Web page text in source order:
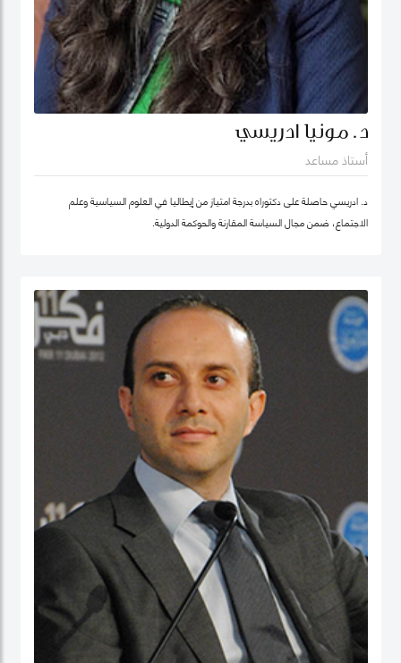
د. مونيا ادريسي
أستاذ مساعد
د. ادريسي حاصلة على دكتوراه بدرجة امتياز من إيطاليا في العلوم السياسية وعلم
الاجتماع، ضمن مجال السياسة المقارنة والحوكمة الدولية.